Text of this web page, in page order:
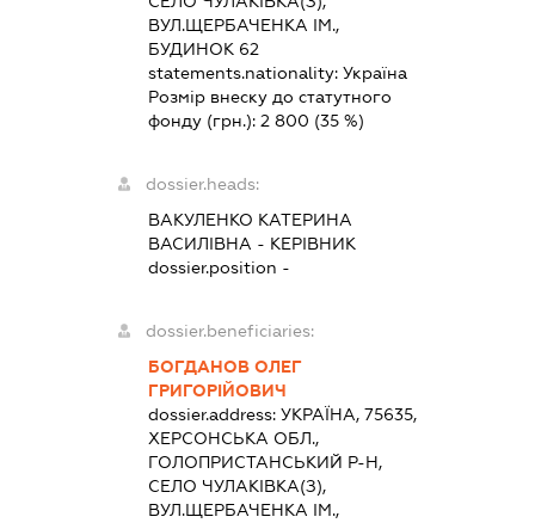
ВУЛ.ЩЕРБАЧЕНКА ІМ.,
БУДИНОК 62
statements.nationality: Україна
Розмір внеску до статутного
фонду (грн.): 2 800 (35 %)
dossier.heads:
ВАКУЛЕНКО КАТЕРИНА
ВАСИЛІВНА - КЕРІВНИК
dossier.position -
dossier.beneficiaries:
БОГДАНОВ ОЛЕГ
ГРИГОРІЙОВИЧ
dossier.address: УКРАЇНА, 75635,
ХЕРСОНСЬКА ОБЛ.,
ГОЛОПРИСТАНСЬКИЙ Р-Н,
СЕЛО ЧУЛАКІВКА(З),
ВУЛ.ЩЕРБАЧЕНКА ІМ.,